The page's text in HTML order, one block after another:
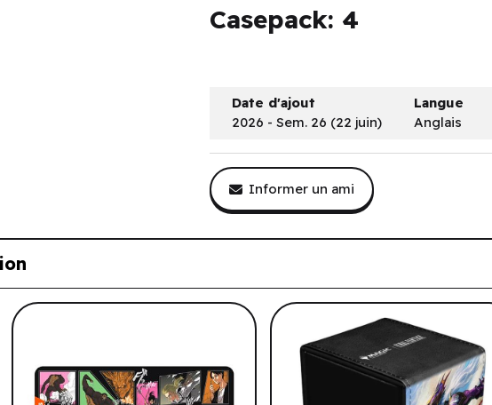
Casepack: 4
Date d'ajout
2026 - Sem. 26 (22 juin)
Langue
Anglais
Informer un ami
Votre historique de navigation.